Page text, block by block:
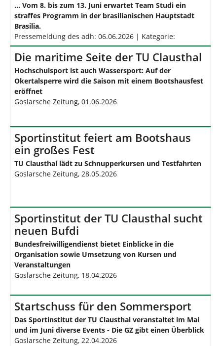
… Vom 8. bis zum 13. Juni erwartet Team Studi ein
straffes Programm in der brasilianischen Hauptstadt
Brasilia.
Pressemeldung des adh: 06.06.2026 | Kategorie:
Die maritime Seite der TU Clausthal
Hochschulsport ist auch Wassersport: Auf der
Okertalsperre wird die Saison mit einem Bootshausfest
eröffnet
Goslarsche Zeitung, 01.06.2026
Sportinstitut feiert am Bootshaus
ein großes Fest
TU Clausthal lädt zu Schnupperkursen und Testfahrten
Goslarsche Zeitung, 28.05.2026
Sportinstitut der TU Clausthal sucht
neuen Bufdi
Bundesfreiwilligendienst bietet Einblicke in die
Organisation sowie Umsetzung von Kursen und
Veranstaltungen
Goslarsche Zeitung, 18.04.2026
Startschuss für den Sommersport
Das Sportinstitut der TU Clausthal veranstaltet im Mai
und im Juni diverse Events - Die GZ gibt einen Überblick
Goslarsche Zeitung, 22.04.2026